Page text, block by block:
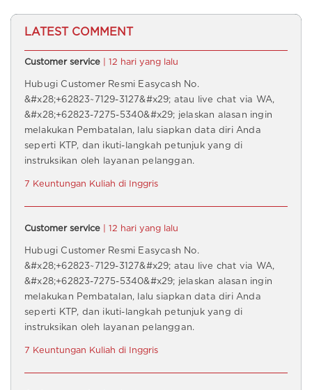
LATEST COMMENT
Customer service | 12 hari yang lalu
Hubugi Customer Resmi Easycash No.
&#x28;+62823~7129-3127&#x29; atau live chat via WA,
&#x28;+62823-7275-5340&#x29; jelaskan alasan ingin
melakukan Pembatalan, lalu siapkan data diri Anda
seperti KTP, dan ikuti-langkah petunjuk yang di
instruksikan oleh layanan pelanggan.
7 Keuntungan Kuliah di Inggris
Customer service | 12 hari yang lalu
Hubugi Customer Resmi Easycash No.
&#x28;+62823~7129-3127&#x29; atau live chat via WA,
&#x28;+62823-7275-5340&#x29; jelaskan alasan ingin
melakukan Pembatalan, lalu siapkan data diri Anda
seperti KTP, dan ikuti-langkah petunjuk yang di
instruksikan oleh layanan pelanggan.
7 Keuntungan Kuliah di Inggris